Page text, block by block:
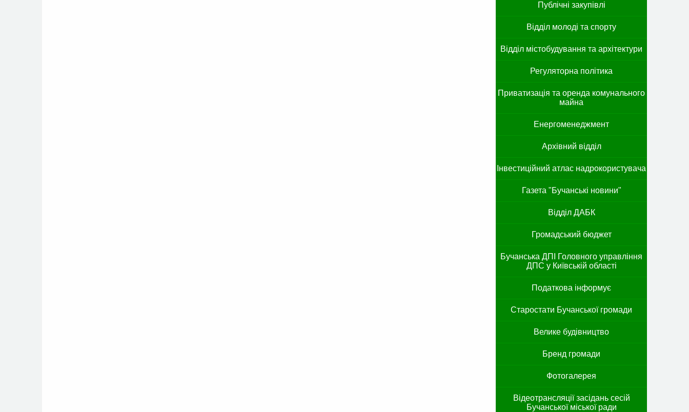
Публічні закупівлі
Відділ молоді та спорту
Відділ містобудування та архітектури
Регуляторна політика
Приватизація та оренда комунального
майна
Енергоменеджмент
Архівний відділ
Інвестиційний атлас надрокористувача
Газета "Бучанські новини"
Відділ ДАБК
Громадський бюджет
Бучанська ДПІ Головного управління
ДПС у Київській області
Податкова інформує
Старостати Бучанської громади
Велике будівництво
Бренд громади
Фотогалерея
Відеотрансляції засідань сесій
Бучанської міської ради